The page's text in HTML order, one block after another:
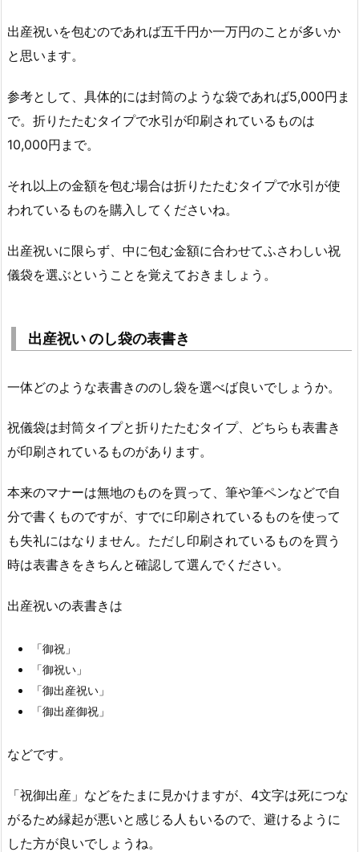
出産祝いを包むのであれば五千円か一万円のことが多いか
と思います。
参考として、具体的には封筒のような袋であれば5,000円ま
で。折りたたむタイプで水引が印刷されているものは
10,000円まで。
それ以上の金額を包む場合は折りたたむタイプで水引が使
われているものを購入してくださいね。
出産祝いに限らず、中に包む金額に合わせてふさわしい祝
儀袋を選ぶということを覚えておきましょう。
出産祝い のし袋の表書き
一体どのような表書きののし袋を選べば良いでしょうか。
祝儀袋は封筒タイプと折りたたむタイプ、どちらも表書き
が印刷されているものがあります。
本来のマナーは無地のものを買って、筆や筆ペンなどで自
分で書くものですが、すでに印刷されているものを使って
も失礼にはなりません。ただし印刷されているものを買う
時は表書きをきちんと確認して選んでください。
出産祝いの表書きは
「御祝」
「御祝い」
「御出産祝い」
「御出産御祝」
などです。
「祝御出産」などをたまに見かけますが、4文字は死につな
がるため縁起が悪いと感じる人もいるので、避けるように
した方が良いでしょうね。